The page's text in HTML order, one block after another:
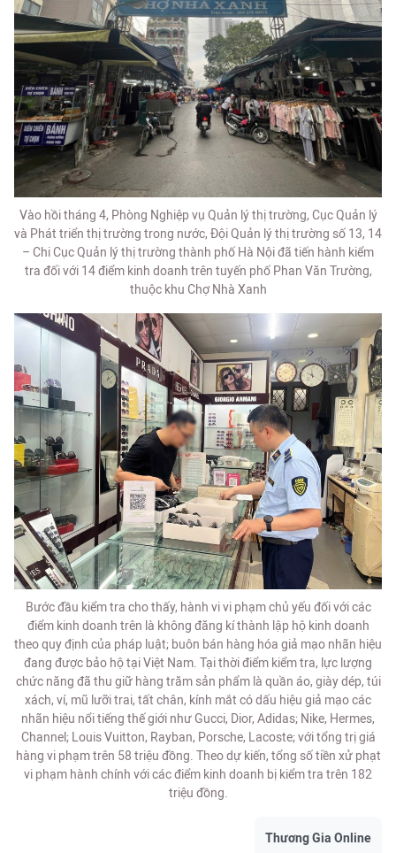
Vào hồi tháng 4, Phòng Nghiệp vụ Quản lý thị trường, Cục Quản lý
và Phát triển thị trường trong nước, Đội Quản lý thị trường số 13, 14
– Chi Cục Quản lý thị trường thành phố Hà Nội đã tiến hành kiểm
tra đối với 14 điểm kinh doanh trên tuyến phố Phan Văn Trường,
thuộc khu Chợ Nhà Xanh
Bước đầu kiểm tra cho thấy, hành vi vi phạm chủ yếu đối với các
điểm kinh doanh trên là không đăng kí thành lập hộ kinh doanh
theo quy định của pháp luật; buôn bán hàng hóa giả mạo nhãn hiệu
đang được bảo hộ tại Việt Nam. Tại thời điểm kiểm tra, lực lượng
chức năng đã thu giữ hàng trăm sản phẩm là quần áo, giày dép, túi
xách, ví, mũ lưỡi trai, tất chân, kính mắt có dấu hiệu giả mạo các
nhãn hiệu nổi tiếng thế giới như Gucci, Dior, Adidas; Nike, Hermes,
Channel; Louis Vuitton, Rayban, Porsche, Lacoste; với tổng trị giá
hàng vi phạm trên 58 triệu đồng. Theo dự kiến, tổng số tiền xử phạt
vi phạm hành chính với các điểm kinh doanh bị kiểm tra trên 182
triệu đồng.
Thương Gia Online